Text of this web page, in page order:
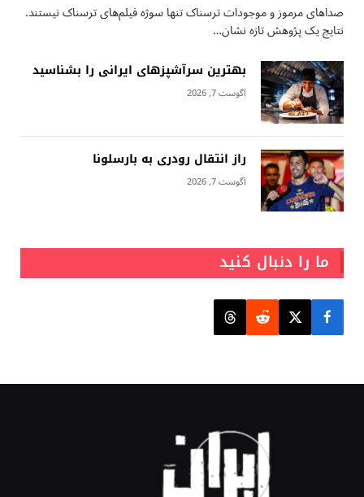
صداهای مرموز و موجودات ترسناک تنها سوژه فیلم‌های ترسناک نیستند.
نتایج یک پژوهش تازه نشان…
بهترین سرآشپزهای ایرانی را بشناسید
آگوست 7, 2026
راز انتقال رودری به بارسلونا
آگوست 7, 2026
ما را دنبال کنید